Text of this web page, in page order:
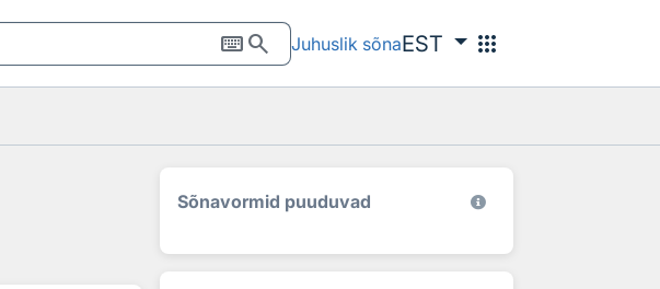
keyboardsearch Juhuslik sõnaEST apps
Sõnavormid puuduvad